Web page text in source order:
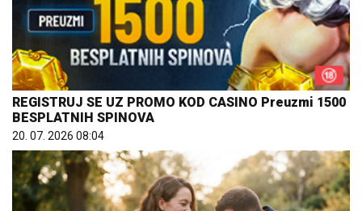
REGISTRUJ SE UZ PROMO KOD CASINO Preuzmi 1500
BESPLATNIH SPINOVA
20. 07. 2026 08:04